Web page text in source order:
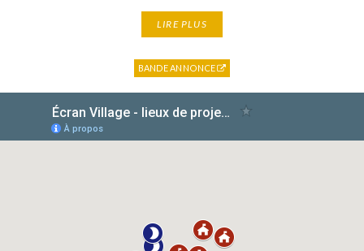
LIRE PLUS
BANDE ANNONCE